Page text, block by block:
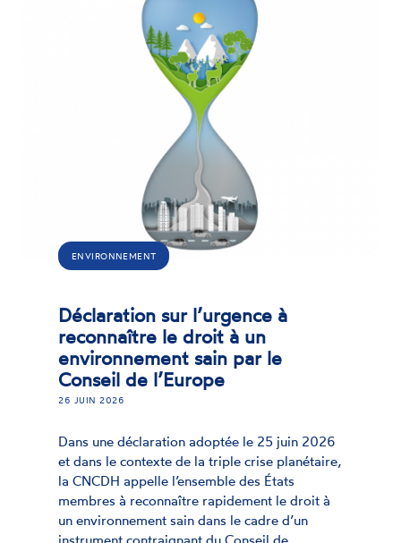
ENVIRONNEMENT
Déclaration sur l’urgence à
reconnaître le droit à un
environnement sain par le
Conseil de l’Europe
26 JUIN 2026
Dans une déclaration adoptée le 25 juin 2026
et dans le contexte de la triple crise planétaire,
la CNCDH appelle l’ensemble des États
membres à reconnaître rapidement le droit à
un environnement sain dans le cadre d’un
instrument contraignant du Conseil de